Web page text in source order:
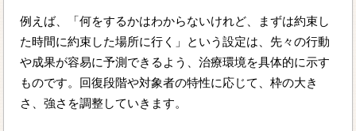
例えば、「何をするかはわからないけれど、まずは約束し
た時間に約束した場所に行く」という設定は、先々の行動
や成果が容易に予測できるよう、治療環境を具体的に示す
ものです。回復段階や対象者の特性に応じて、枠の大き
さ、強さを調整していきます。